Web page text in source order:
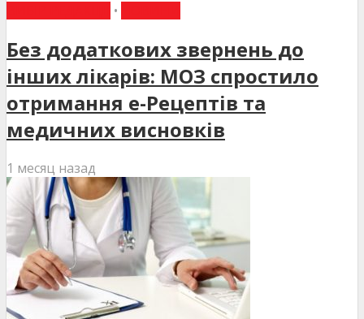
•
Без додаткових звернень до
інших лікарів: МОЗ спростило
отримання е-Рецептів та
медичних висновків
1 месяц назад